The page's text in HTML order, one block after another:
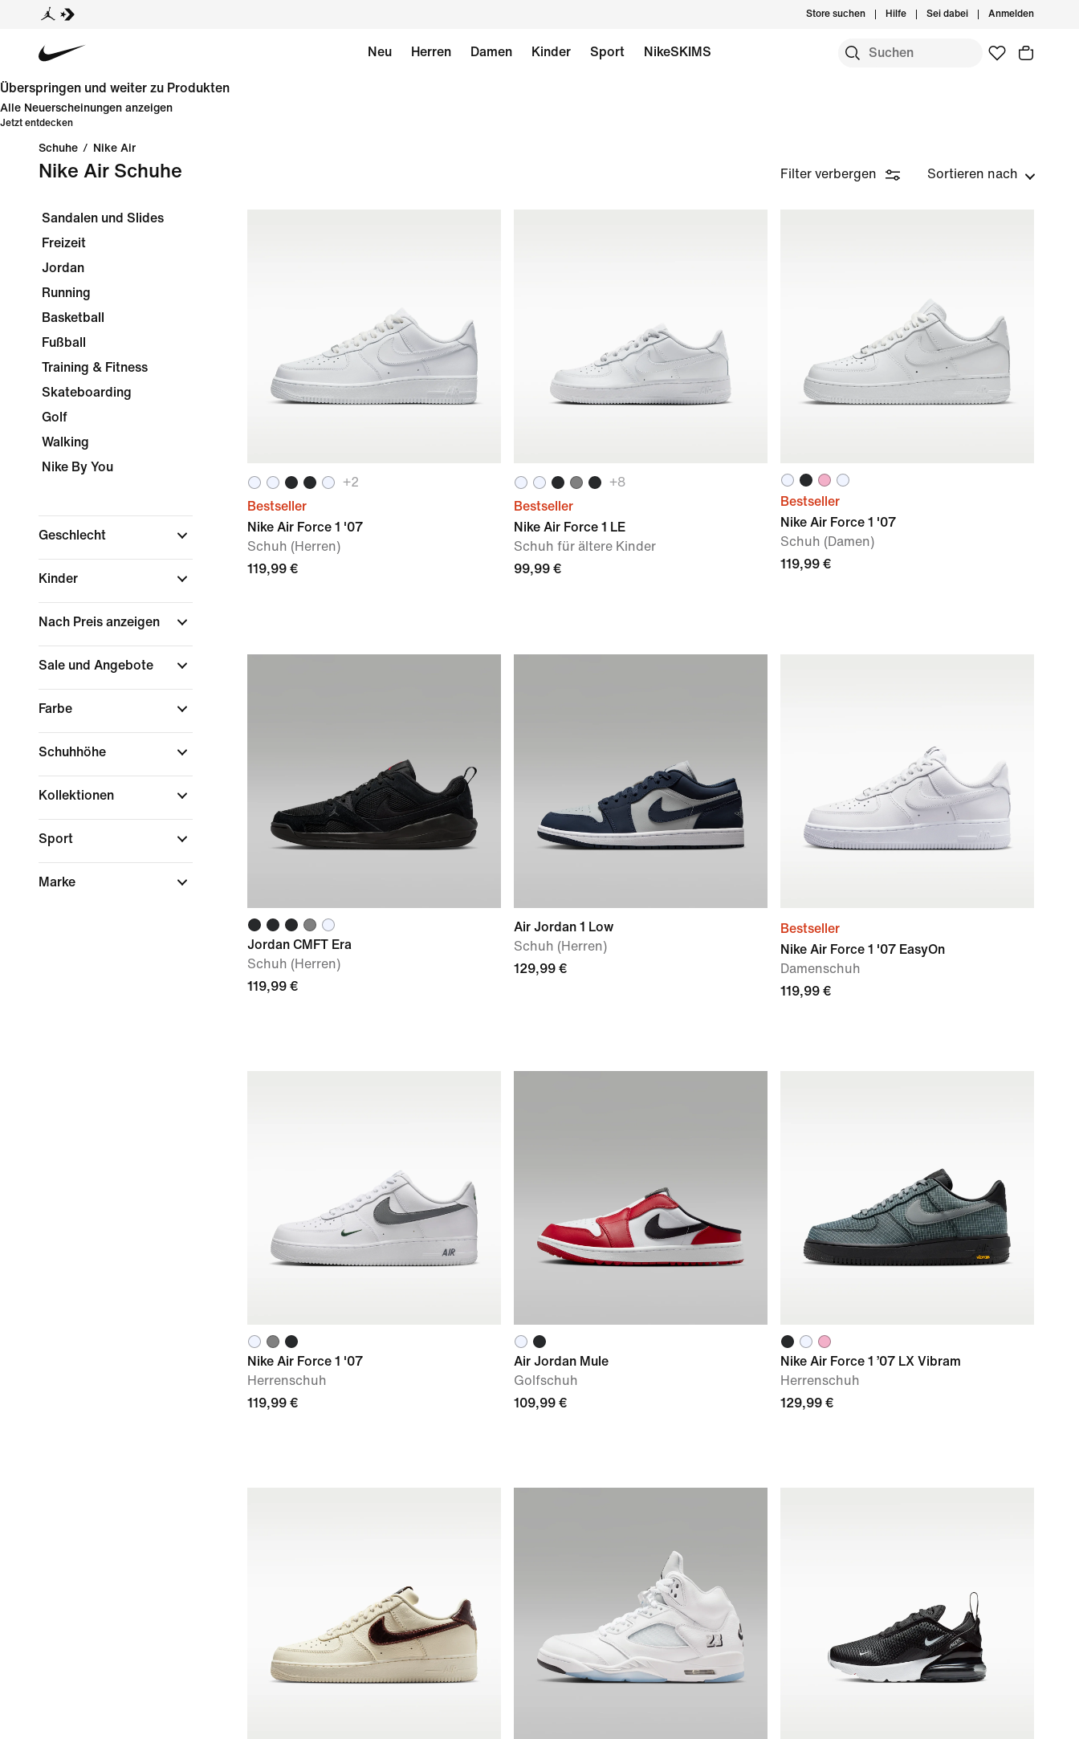
Store suchen Hilfe Sei dabei Anmelden
Neu Herren Damen Kinder Sport NikeSKIMS
Überspringen und weiter zu Produkten
Alle Neuerscheinungen anzeigen
Jetzt entdecken
Schuhe / Nike Air
Nike Air Schuhe Filter verbergen Sortieren nach
Sandalen und Slides
Freizeit
Jordan
Running
Basketball
Fußball
Training & Fitness
Skateboarding
Golf
Walking
Nike By You
Geschlecht
Kinder
Nach Preis anzeigen
Sale und Angebote
Farbe
Schuhhöhe
Kollektionen
Sport
Marke
+2
Bestseller
Nike Air Force 1 '07
Schuh (Herren)
119,99 €
+8
Bestseller
Nike Air Force 1 LE
Schuh für ältere Kinder
99,99 €
Bestseller
Nike Air Force 1 '07
Schuh (Damen)
119,99 €
Jordan CMFT Era
Schuh (Herren)
119,99 €
Air Jordan 1 Low
Schuh (Herren)
129,99 €
Bestseller
Nike Air Force 1 '07 EasyOn
Damenschuh
119,99 €
Nike Air Force 1 '07
Herrenschuh
119,99 €
Air Jordan Mule
Golfschuh
109,99 €
Nike Air Force 1 ’07 LX Vibram
Herrenschuh
129,99 €